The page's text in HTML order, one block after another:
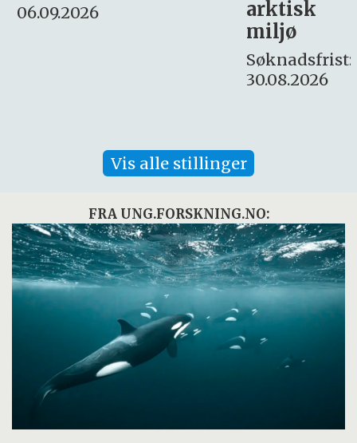
Søknadsfrist:
16. august.
Vis alle stillinger
FRA UNG.FORSKNING.NO: